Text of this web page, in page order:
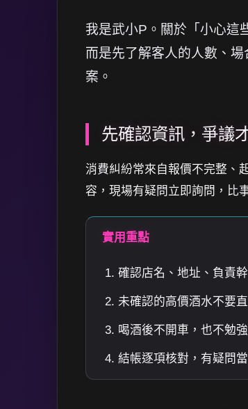
我是武小P。關於「小心這
而是先了解客人的人數、
案。
先確認資訊，爭議
消費糾紛常來自報價不完整、
容，現場有疑問立即詢問，比
實用重點
確認店名、地址、負責
未確認的高價酒水不要
喝酒後不開車，也不勉
結帳逐項核對，有疑問